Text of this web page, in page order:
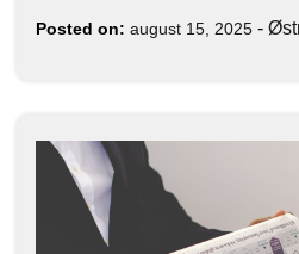
Posted on: august 15, 2025 -